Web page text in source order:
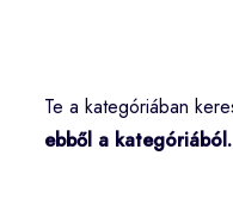
Te a kategóriában
ebből a